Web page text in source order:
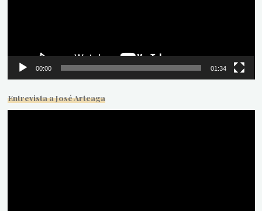
00:00 01:34
Entrevista a José Arteaga